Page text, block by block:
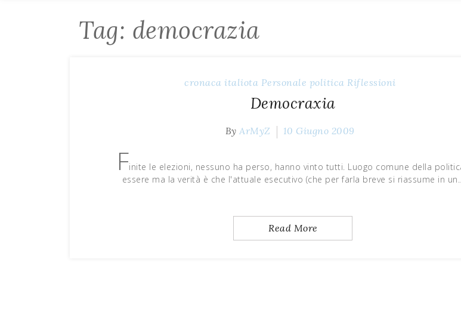
Tag: democrazia
cronaca italiota Personale politica Riflessioni
Democraxia
ByArMyZ 10 Giugno 2009
Finite le elezioni, nessuno ha perso, hanno vinto tutti. Luogo comune della
essere ma la verità è che l'attuale esecutivo (che per farla breve si riassume in
Read More